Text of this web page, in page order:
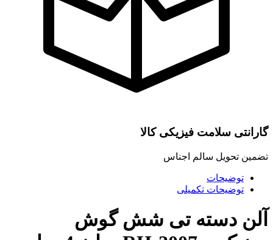
گارانتی سلامت فیزیکی کالا
تضمین تحویل سالم اجناس
توضیحات
توضیحات تکمیلی
آلن دسته تی شش گوش